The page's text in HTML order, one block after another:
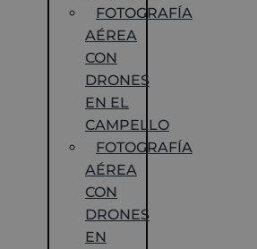
FOTOGRAFÍA
AÉREA
CON
DRONES
EN EL
CAMPELLO
FOTOGRAFÍA
AÉREA
CON
DRONES
EN